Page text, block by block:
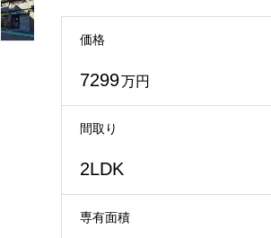
価格
7299万円
間取り
2LDK
専有面積